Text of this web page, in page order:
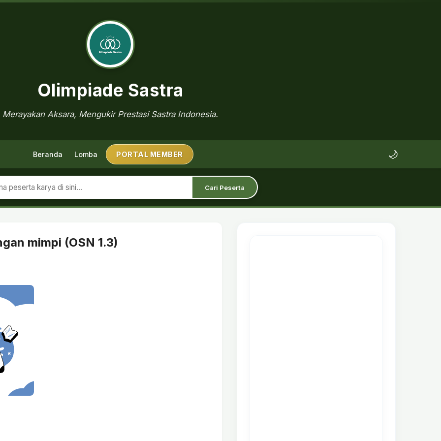
Olimpiade Sastra
Merayakan Aksara, Mengukir Prestasi Sastra Indonesia.
Beranda Lomba PORTAL MEMBER 🌙
Cari Peserta
mimpi (OSN 1.3)